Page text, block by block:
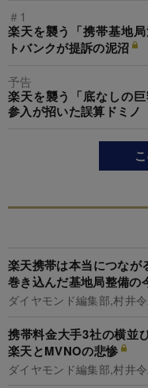
＃1
楽天を襲う「携帯基地
トバンクが提訴の泥沼
予告
楽天を襲う「底なしの
参入が招いた誤算ドミノ
楽天携帯は本当につなが
巻き込んだ基地局整備の
ダイヤモンド編集部,村井
携帯料金大手3社の横並
楽天とMVNOの悲惨
ダイヤモンド編集部,村井